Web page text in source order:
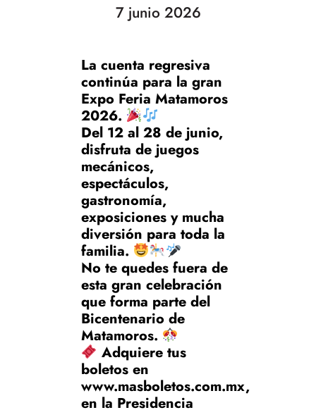
7 junio 2026
La cuenta regresiva
continúa para la gran
Expo Feria Matamoros
2026.
Del 12 al 28 de junio,
disfruta de juegos
mecánicos,
espectáculos,
gastronomía,
exposiciones y mucha
diversión para toda la
familia.
No te quedes fuera de
esta gran celebración
que forma parte del
Bicentenario de
Matamoros.
Adquiere tus
boletos en
www.masboletos.com.mx,
en la Presidencia